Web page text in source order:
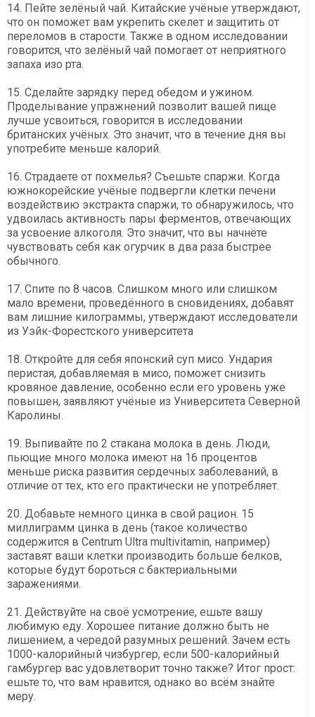
14. Пейте зелёный чай. Китайские учёные утверждают,
что он поможет вам укрепить скелет и защитить от
переломов в старости. Также в одном исследовании
говорится, что зелёный чай помогает от неприятного
запаха изо рта.
15. Сделайте зарядку перед обедом и ужином.
Проделывание упражнений позволит вашей пище
лучше усвоиться, говорится в исследовании
британских учёных. Это значит, что в течение дня вы
употребите меньше калорий.
16. Страдаете от похмелья? Съешьте спаржи. Когда
южнокорейские учёные подвергли клетки печени
воздействию экстракта спаржи, то обнаружилось, что
удвоилась активность пары ферментов, отвечающих
за усвоение алкоголя. Это значит, что вы начнёте
чувствовать себя как огурчик в два раза быстрее
обычного.
17. Спите по 8 часов. Слишком много или слишком
мало времени, проведённого в сновидениях, добавят
вам лишние килограммы, утверждают исследователи
из Уэйк-Форестского университета
18. Откройте для себя японский суп мисо. Ундария
перистая, добавляемая в мисо, поможет снизить
кровяное давление, особенно если его уровень уже
повышен, заявляют учёные из Университета Северной
Каролины.
19. Выпивайте по 2 стакана молока в день. Люди,
пьющие много молока имеют на 16 процентов
меньше риска развития сердечных заболеваний, в
отличие от тех, кто его практически не употребляет.
20. Добавьте немного цинка в свой рацион. 15
миллиграмм цинка в день (такое количество
содержится в Centrum Ultra multivitamin, например)
заставят ваши клетки производить больше белков,
которые будут бороться с бактериальными
заражениями.
21. Действуйте на своё усмотрение, ешьте вашу
любимую еду. Хорошее питание должно быть не
лишением, а чередой разумных решений. Зачем есть
1000-калорийный чизбургер, если 500-калорийный
гамбургер вас удовлетворит точно также? Итог прост:
ешьте то, что вам нравится, однако во всём знайте
меру.